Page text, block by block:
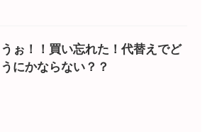
うぉ！！買い忘れた！代替えでど
うにかならない？？